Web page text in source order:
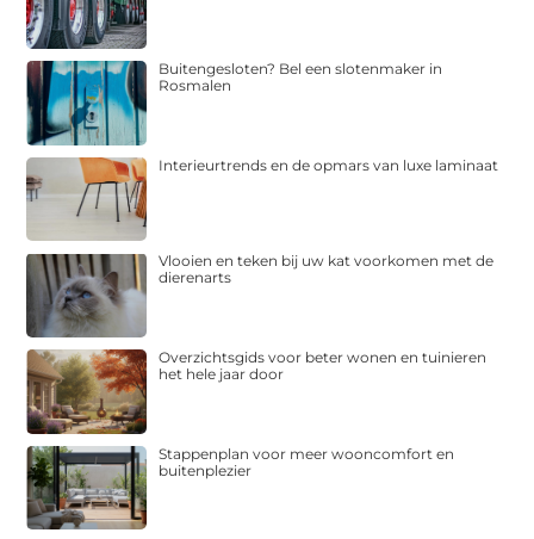
Buitengesloten? Bel een slotenmaker in
Rosmalen
Interieurtrends en de opmars van luxe laminaat
Vlooien en teken bij uw kat voorkomen met de
dierenarts
Overzichtsgids voor beter wonen en tuinieren
het hele jaar door
Stappenplan voor meer wooncomfort en
buitenplezier